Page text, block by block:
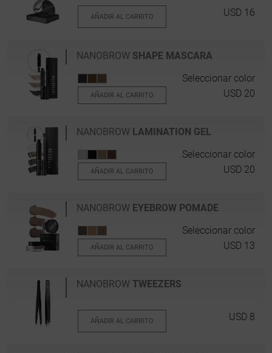
AÑADIR AL CARRITO USD 16
NANOBROW SHAPE MASCARA
Seleccionar color
AÑADIR AL CARRITO USD 20
NANOBROW LAMINATION GEL
Seleccionar color
AÑADIR AL CARRITO USD 20
NANOBROW EYEBROW POMADE
Seleccionar color
AÑADIR AL CARRITO USD 13
NANOBROW TWEEZERS
AÑADIR AL CARRITO USD 8